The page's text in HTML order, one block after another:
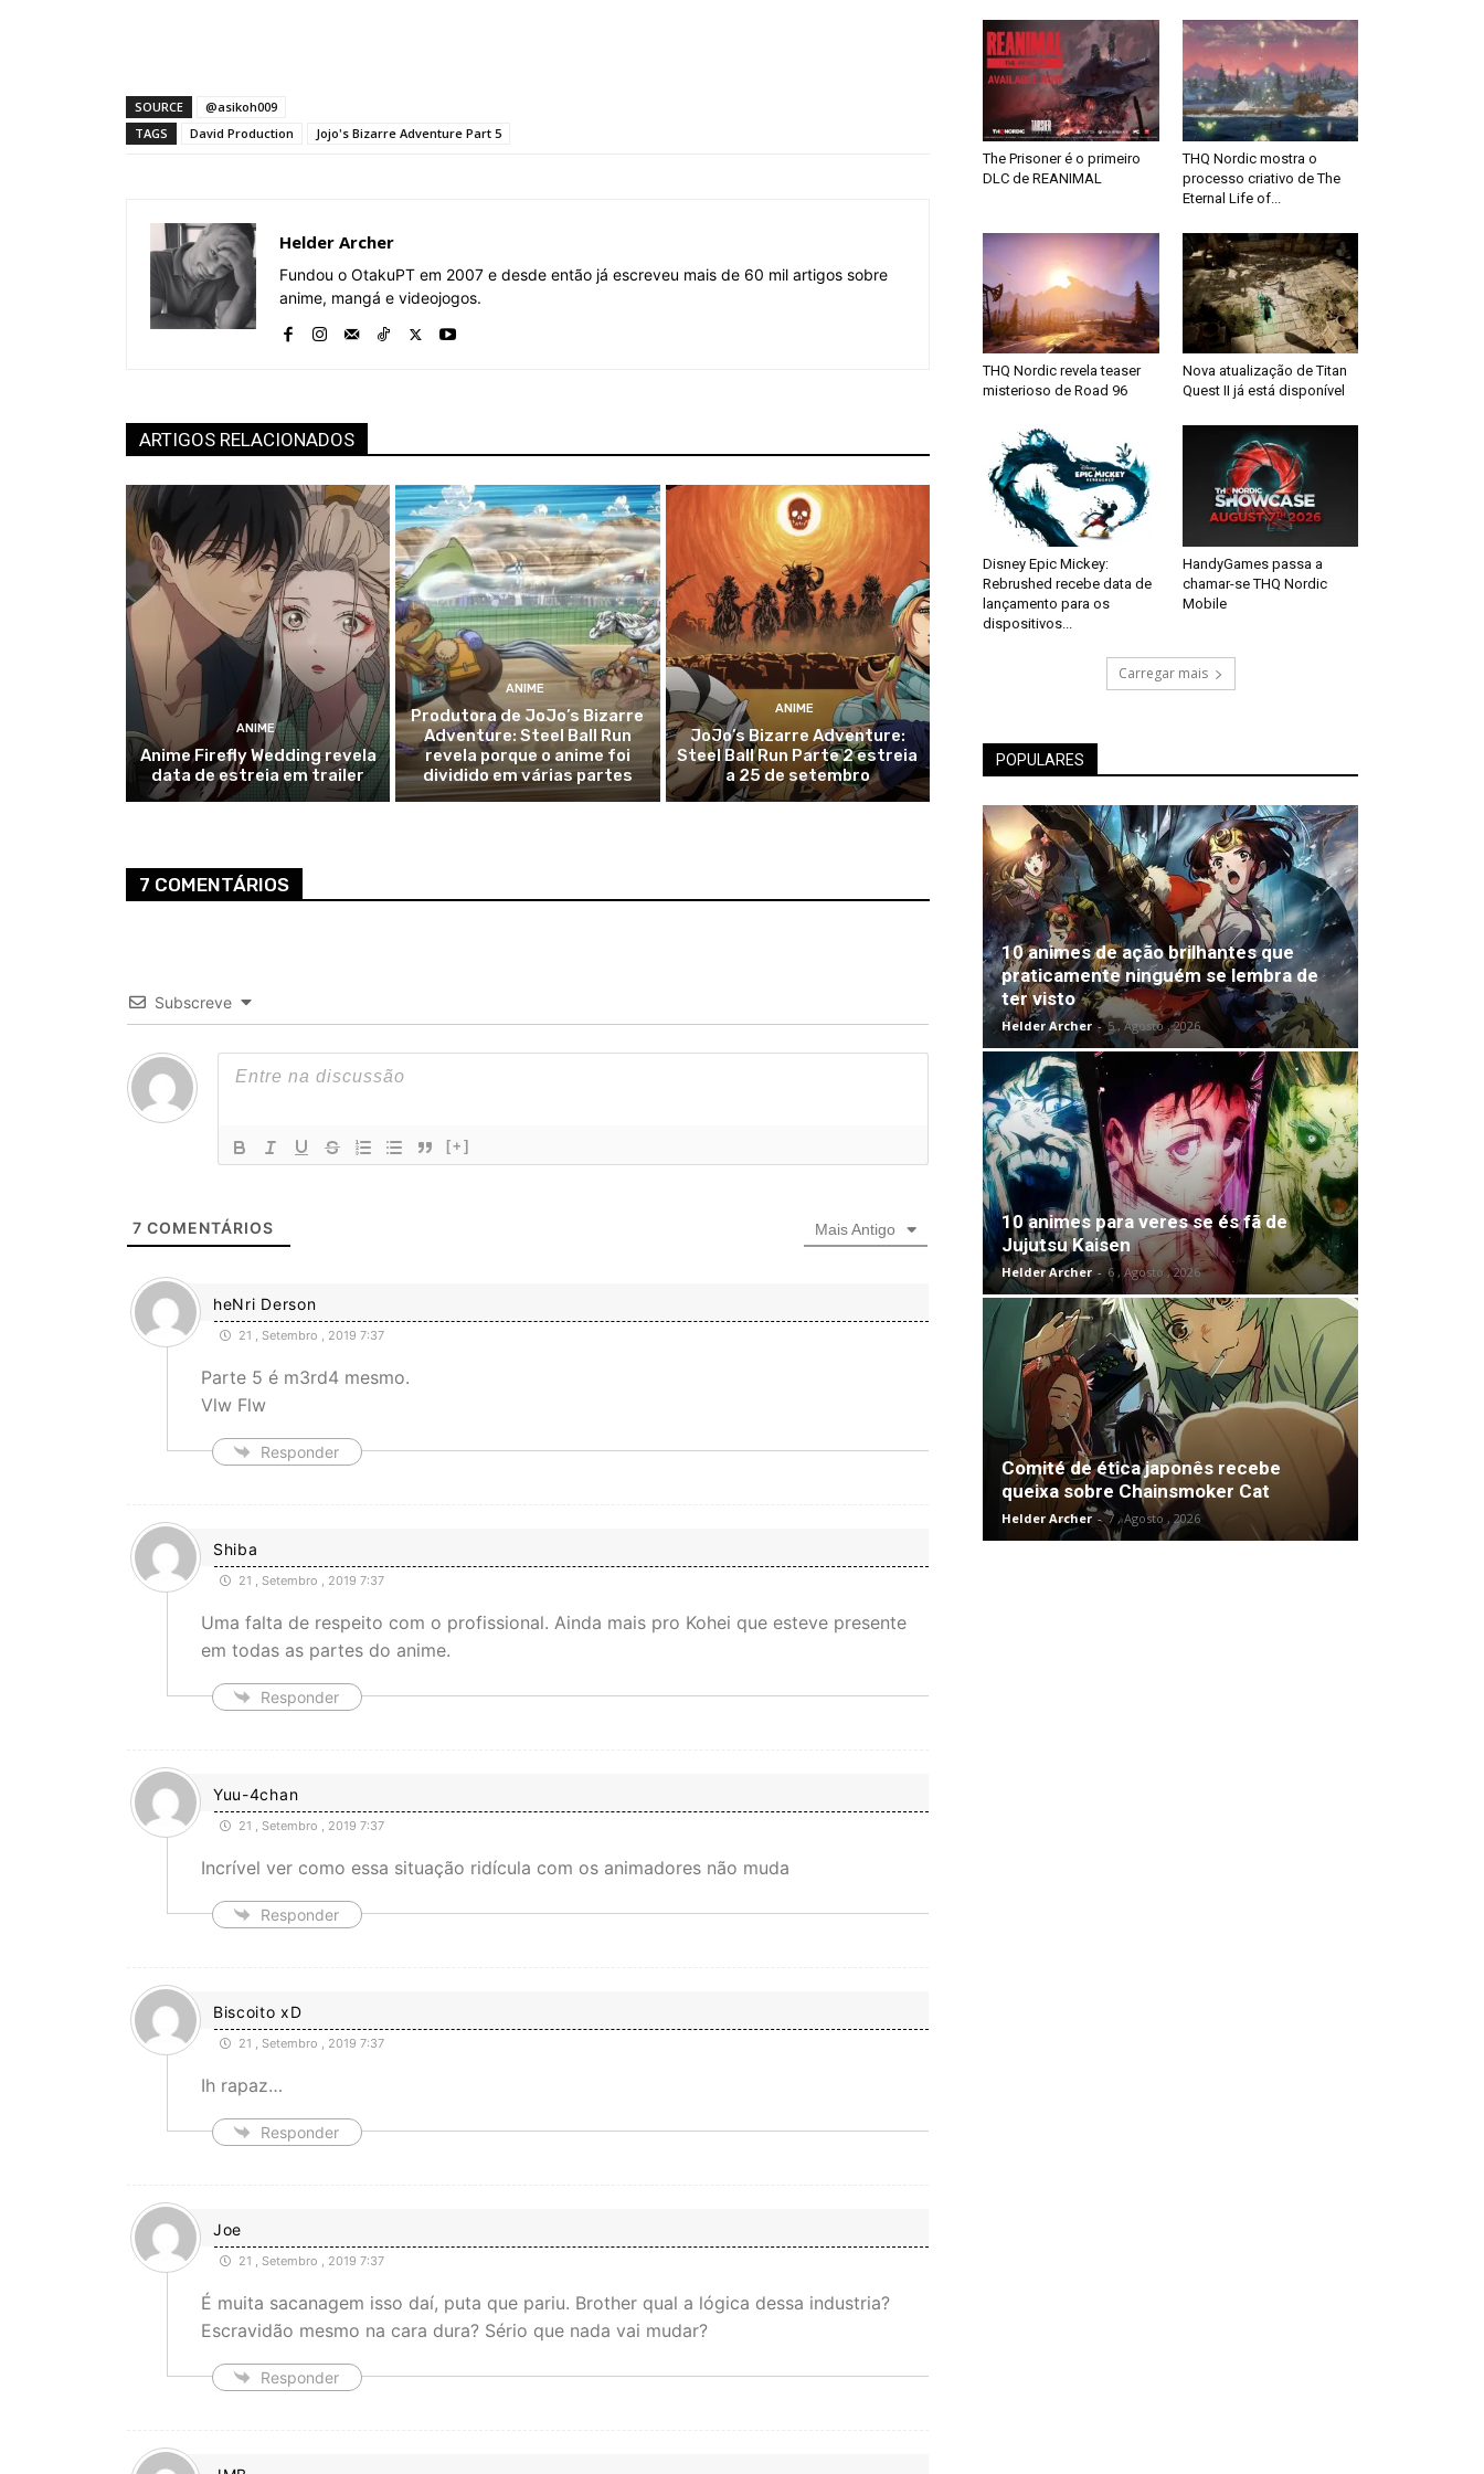
SOURCE
@asikoh009
TAGS
David Production Jojo's Bizarre Adventure Part 5
Helder Archer
Fundou o OtakuPT em 2007 e desde então já escreveu mais de 60 mil artigos sobre
anime, mangá e videojogos.
ARTIGOS RELACIONADOS
ANIME
Anime Firefly Wedding revela
data de estreia em trailer
ANIME
Produtora de JoJo’s Bizarre
Adventure: Steel Ball Run
revela porque o anime foi
dividido em várias partes
ANIME
JoJo’s Bizarre Adventure:
Steel Ball Run Parte 2 estreia
a 25 de setembro
7 COMENTÁRIOS
Subscreve
[+]
7 COMENTÁRIOS Mais Antigo
heNri Derson
21 , Setembro , 2019 7:37
Parte 5 é m3rd4 mesmo.
Vlw Flw
Responder
Shiba
21 , Setembro , 2019 7:37
Uma falta de respeito com o profissional. Ainda mais pro Kohei que esteve presente
em todas as partes do anime.
Responder
Yuu-4chan
21 , Setembro , 2019 7:37
Incrível ver como essa situação ridícula com os animadores não muda
Responder
Biscoito xD
21 , Setembro , 2019 7:37
Ih rapaz…
Responder
Joe
21 , Setembro , 2019 7:37
É muita sacanagem isso daí, puta que pariu. Brother qual a lógica dessa industria?
Escravidão mesmo na cara dura? Sério que nada vai mudar?
Responder
The Prisoner é o primeiro
DLC de REANIMAL
THQ Nordic mostra o
processo criativo de The
Eternal Life of...
THQ Nordic revela teaser
misterioso de Road 96
Nova atualização de Titan
Quest II já está disponível
Disney Epic Mickey:
Rebrushed recebe data de
lançamento para os
dispositivos...
HandyGames passa a
chamar-se THQ Nordic
Mobile
Carregar mais
POPULARES
10 animes de ação brilhantes que
praticamente ninguém se lembra de
ter visto
Helder Archer - 5 , Agosto , 2026
10 animes para veres se és fã de
Jujutsu Kaisen
Helder Archer - 6 , Agosto , 2026
Comité de ética japonês recebe
queixa sobre Chainsmoker Cat
Helder Archer - 7 , Agosto , 2026